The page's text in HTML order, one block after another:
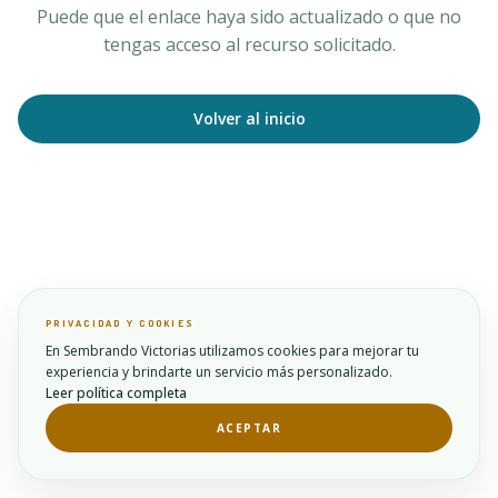
Puede que el enlace haya sido actualizado o que no
tengas acceso al recurso solicitado.
Volver al inicio
PRIVACIDAD Y COOKIES
En Sembrando Victorias utilizamos cookies para mejorar tu
experiencia y brindarte un servicio más personalizado.
Leer política completa
ACEPTAR